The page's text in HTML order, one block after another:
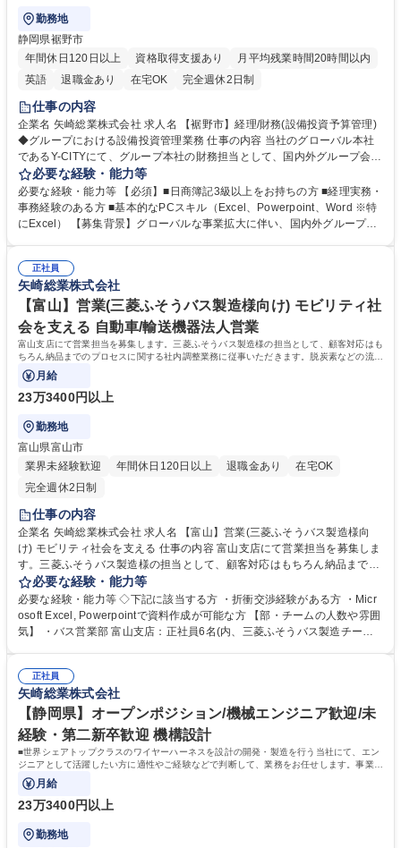
勤務地
静岡県裾野市
年間休日120日以上
資格取得支援あり
月平均残業時間20時間以内
英語
退職金あり 在宅OK 完全週休2日制
仕事の内容
企業名 矢崎総業株式会社 求人名 【裾野市】経理/財務(設備投資予算管理)
◆グループにおける設備投資管理業務 仕事の内容 当社のグローバル本社
であるY-CITYにて、グループ本社の財務担当として、国内外グループ会社
と連携しながら設備投資管理業務をお任せします。チーム内外の連携が多
く、国内外の関係者と協力しながら業務進める環境 ・設備投資に於ける企
画立案、管理方針の展開、導入支援、運用状況確認 ・関連機能部門との連
携、経営層への報告資料作成 ★入社後は、先輩社員のサポートのもと担当
全体の投資判断や事業運営を支える、経営に近い業務に携わることができ
ます。 募集職種 【裾野市】経理/財務(設備投資予算管理)◆グループにお
ける設備投資管理業務
必要な経験・能力等
必要な経験・能力等 【必須】■日商簿記3級以上をお持ちの方 ■経理実務・
事務経験のある方 ■基本的なPCスキル（Excel、Powerpoint、Word ※特
にExcel） 【募集背景】グローバルな事業拡大に伴い、国内外グループ会
において、各拠点との連携を深め、経営判断につながる情報管理・分析機
能の強化が求められており、海外子会社との連携を通じて財務管理体制の
高度化を推進し、グループ全体の持続的な成長を支える役割を担っていた
だきます。 学歴・資格 学歴：大学院 大学 高専 語学力：英語 資格：日商
簿記検定3級
正社員
矢崎総業株式会社
【富山】営業(三菱ふそうバス製造様向け) モビリティ社
会を支える 自動車/輸送機器法人営業
富山支店にて営業担当を募集します。三菱ふそうバス製造様の担当として、顧客対応はも
ちろん納品までのプロセスに関する社内調整業務に従事いただきます。脱炭素などの流れ
もあり営業組織を強化する方針です。
月給
23万3400円以上
勤務地
富山県富山市
業界未経験歓迎
年間休日120日以上 退職金あり
在宅OK
完全週休2日制
仕事の内容
企業名 矢崎総業株式会社 求人名 【富山】営業(三菱ふそうバス製造様向
け) モビリティ社会を支える 仕事の内容 富山支店にて営業担当を募集しま
す。三菱ふそうバス製造様の担当として、顧客対応はもちろん納品までの
プロセスに関する社内調整業務に従事いただきます。脱炭素などの流れも
あり営業組織を強化する方針です。 ・既存製品の提案営業や見積業務及び
販売価格の適正化、その他顧客交渉 ・納入管理(生産・納入日程調整な
ど)、品質管理業務 経験やアイデアなど今までのご経験を活かしながら、
向け) モビリティ社会を支える
必要な経験・能力等
必要な経験・能力等 ◇下記に該当する方 ・折衝交渉経験がある方 ・Micr
osoft Excel, Powerpointで資料作成が可能な方 【部・チームの人数や雰囲
気】 ・バス営業部 富山支店：正社員6名(内、三菱ふそうバス製造チーム3
も前向きにチャレンジできる組織です。 学歴・資格 学歴：大学院 大学 高
専 語学力： 資格：第一種運転免許普通自動車
正社員
矢崎総業株式会社
【静岡県】オープンポジション/機械エンジニア歓迎/未
経験・第二新卒歓迎 機構設計
■世界シェアトップクラスのワイヤーハーネスを設計の開発・製造を行う当社にて、エン
ジニアとして活躍したい方に適性やご経験などで判断して、業務をお任せします。事業拡
大に伴い、機械エンジニアの方のご応募
月給
23万3400円以上
勤務地